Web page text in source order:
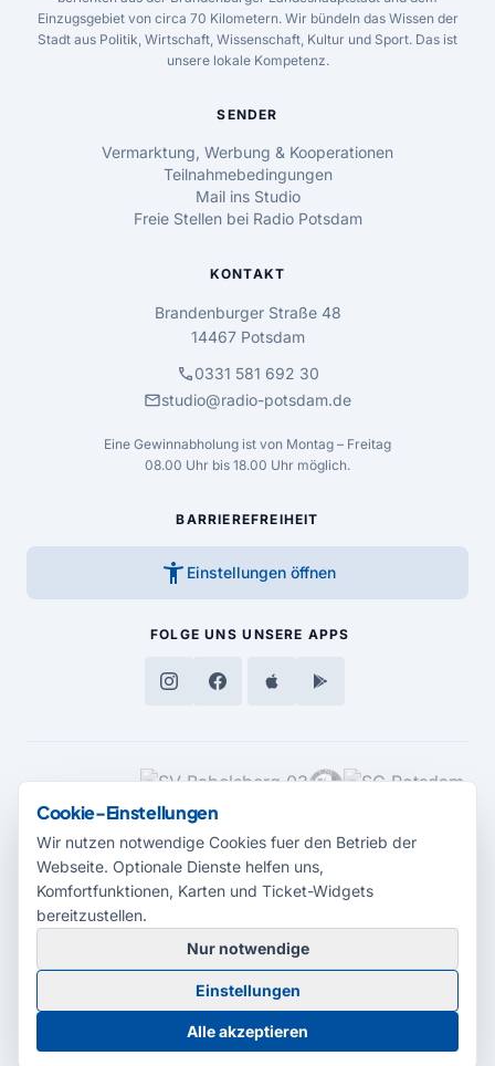
Einzugsgebiet von circa 70 Kilometern. Wir bündeln das Wissen der
Stadt aus Politik, Wirtschaft, Wissenschaft, Kultur und Sport. Das ist
unsere lokale Kompetenz.
SENDER
Vermarktung, Werbung & Kooperationen
Teilnahmebedingungen
Mail ins Studio
Freie Stellen bei Radio Potsdam
KONTAKT
Brandenburger Straße 48
14467 Potsdam
call0331 581 692 30
mailstudio@radio-potsdam.de
Eine Gewinnabholung ist von Montag – Freitag
08.00 Uhr bis 18.00 Uhr möglich.
BARRIEREFREIHEIT
accessibility_new Einstellungen öffnen
FOLGE UNS UNSERE APPS
MEDIENPARTNER
© 2026 Radio Potsdam. Webseite entwickelt durch dieMedienagentur
Babelsberg
BarrierefreiheitserklärungAGBDatenschutzImpressum
Cookie-Einstellungen
Cookie-Einstellungen
Wir nutzen notwendige Cookies fuer den Betrieb der
Webseite. Optionale Dienste helfen uns,
Komfortfunktionen, Karten und Ticket-Widgets
bereitzustellen.
Nur notwendige
Einstellungen
Alle akzeptieren